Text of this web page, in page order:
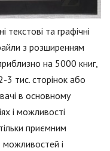
текстові та графічні
з розширенням
на 5000 книг,
3 тис. сторінок або
в основному
і можливості
приємним
можливостей і